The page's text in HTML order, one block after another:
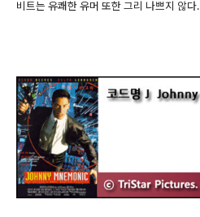
비트는 유쾌한 유머 또한 그리 나쁘지 않다.